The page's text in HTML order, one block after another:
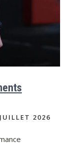
2026